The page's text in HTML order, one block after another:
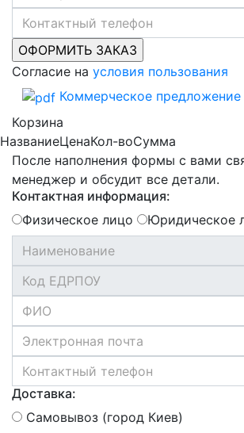
Согласие на условия пользования
Коммерческое предложение
Корзина
НазваниеЦенаКол-воСумма
После наполнения формы с вами
менеджер и обсудит все детали.
Контактная информация:
Физическое лицо
Юридическое
Доставка:
Самовывоз (город Киев)